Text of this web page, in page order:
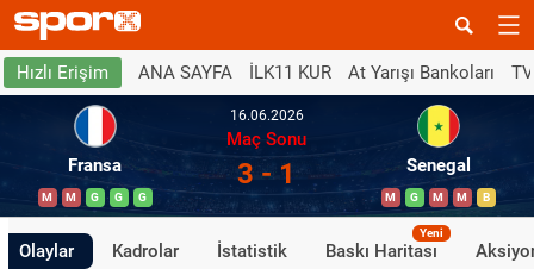
Hızlı Erişim ANA SAYFA İLK11 KUR At Yarışı Bankoları
Fransa
M M G G G
16.06.2026
Maç Sonu
3 - 1 Senegal
M G M M B
Olaylar Kadrolar İstatistik Baskı Haritası
Yeni